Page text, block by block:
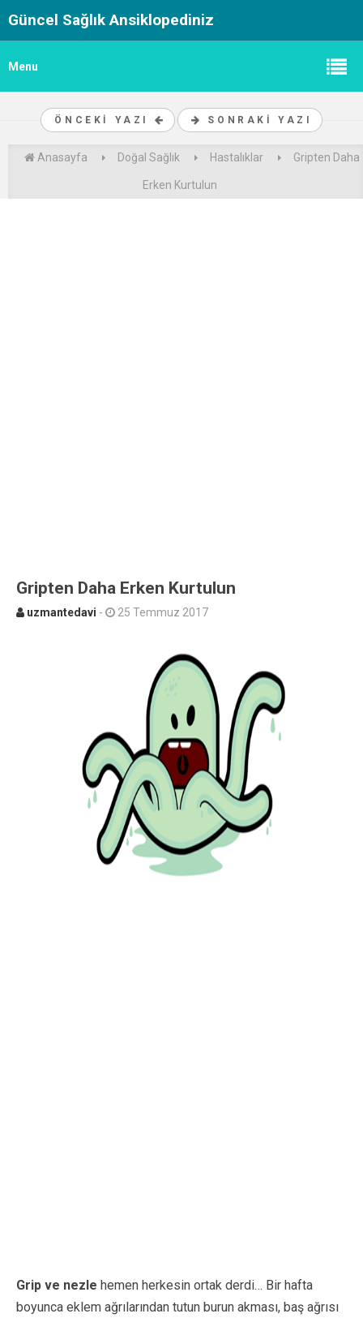
Güncel Sağlık Ansiklopediniz
Menu
ÖNCEKI YAZI SONRAKI YAZI
Anasayfa Doğal Sağlık Hastalıklar Gripten Daha
Erken Kurtulun
Gripten Daha Erken Kurtulun
uzmantedavi - 25 Temmuz 2017
Grip ve nezle hemen herkesin ortak derdi… Bir hafta
boyunca eklem ağrılarından tutun burun akması, baş ağrısı